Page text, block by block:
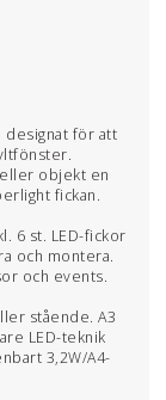
designat för att
objekt en
fickan.
6 st. LED-fickor
och montera.
och events.
stående. A3
LED-teknik
3,2W/A4-